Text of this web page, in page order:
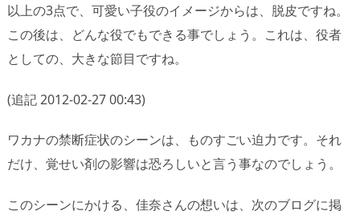
以上の3点で、可愛い子役のイメージからは、脱皮ですね。
この後は、どんな役でもできる事でしょう。これは、役者
としての、大きな節目ですね。
(追記 2012-02-27 00:43)
ワカナの禁断症状のシーンは、ものすごい迫力です。それ
だけ、覚せい剤の影響は恐ろしいと言う事なのでしょう。
このシーンにかける、佳奈さんの想いは、次のブログに掲